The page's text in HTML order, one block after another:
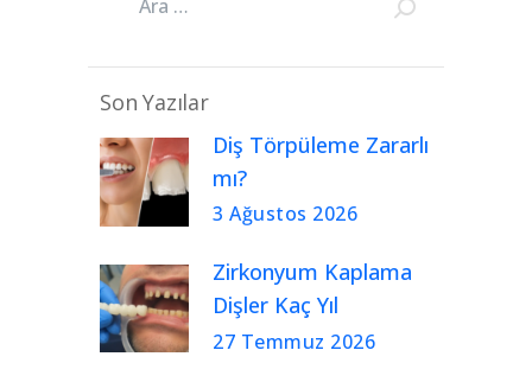
Son Yazılar
Diş Törpüleme Zararlı
mı?
3 Ağustos 2026
Zirkonyum Kaplama
Dişler Kaç Yıl
Kullanılır?
27 Temmuz 2026